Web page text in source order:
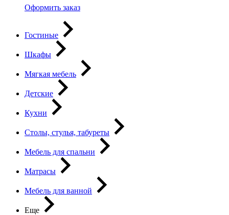
Оформить заказ
Гостиные
Шкафы
Мягкая мебель
Детские
Кухни
Столы, стулья, табуреты
Мебель для спальни
Матрасы
Мебель для ванной
Еще